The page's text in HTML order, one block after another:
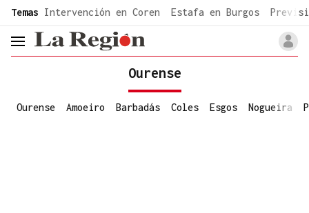
common.go-to-content
Temas Intervención en Coren Estafa en Burgos
header.menu.open
Ourense
Ourense Amoeiro Barbadás Coles Esgos Nogueira